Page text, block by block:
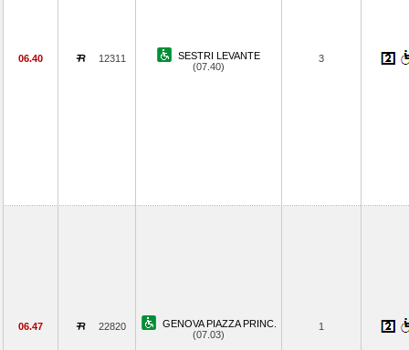
06.40 12311
SESTRI LEVANTE
(07.40)
3
06.47 22820
GENOVA PIAZZA PRINC.
(07.03)
1